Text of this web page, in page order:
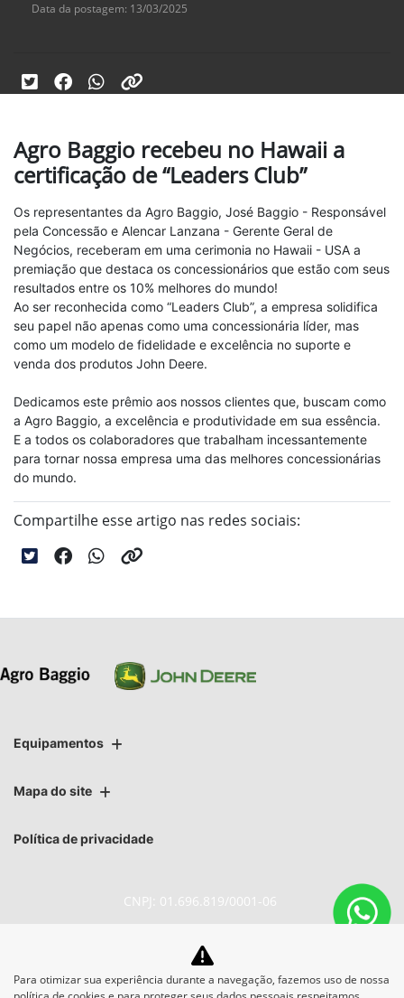
Data da postagem: 13/03/2025
Agro Baggio recebeu no Hawaii a
certificação de “Leaders Club”
Os representantes da Agro Baggio, José Baggio - Responsável
pela Concessão e Alencar Lanzana - Gerente Geral de
Negócios, receberam em uma cerimonia no Hawaii - USA a
premiação que destaca os concessionários que estão com seus
resultados entre os 10% melhores do mundo!
Ao ser reconhecida como “Leaders Club”, a empresa solidifica
seu papel não apenas como uma concessionária líder, mas
como um modelo de fidelidade e excelência no suporte e
venda dos produtos John Deere.
Dedicamos este prêmio aos nossos clientes que, buscam como
a Agro Baggio, a excelência e produtividade em sua essência.
E a todos os colaboradores que trabalham incessantemente
para tornar nossa empresa uma das melhores concessionárias
do mundo.
Compartilhe esse artigo nas redes sociais:
Equipamentos
Mapa do site
Política de privacidade
CNPJ: 01.696.819/0001-06
No trânsito, enxergar o outro
Para otimizar sua experiência durante a navegação, fazemos uso de nossa